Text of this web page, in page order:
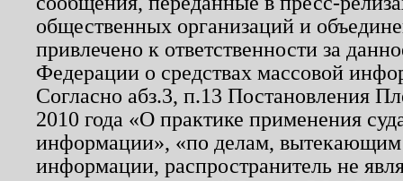
общественных организаций и
привлечено к ответственности за
Федерации о средствах массовой
Согласно абз.3, п.13 Постановления
2010 года «О практике применения
информации», «по делам, вытекающим
информации, распространитель не